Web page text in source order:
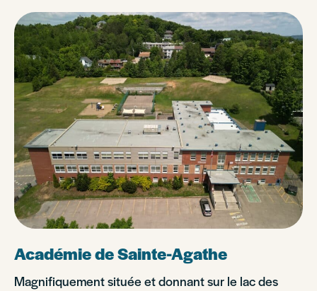
Académie de Sainte-Agathe
Magnifiquement située et donnant sur le lac des